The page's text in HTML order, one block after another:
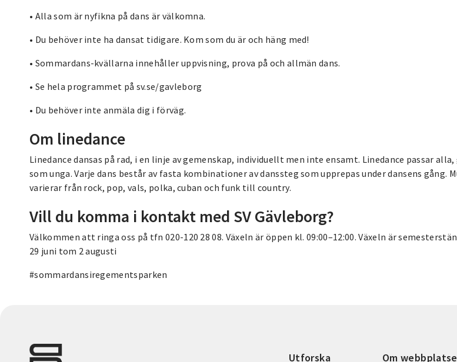
• Alla som är nyfikna på dans är välkomna.
• Du behöver inte ha dansat tidigare. Kom som du är och häng med!
• Sommardans-kvällarna innehåller uppvisning, prova på och allmän dans.
• Se hela programmet på sv.se/gavleborg
• Du behöver inte anmäla dig i förväg.
Om linedance
Linedance dansas på rad, i en linje av gemenskap, individuellt men inte ensamt. Linedance passar alla,
som unga. Varje dans består av fasta kombinationer av danssteg som upprepas under dansens gång.
varierar från rock, pop, vals, polka, cuban och funk till country.
Vill du komma i kontakt med SV Gävleborg?
Välkommen att ringa oss på tfn 020-120 28 08. Växeln är öppen kl. 09:00–12:00. Växeln är
29 juni tom 2 augusti
#sommardansiregementsparken
Utforska Om